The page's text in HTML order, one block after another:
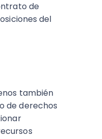
de
del
también
de derechos